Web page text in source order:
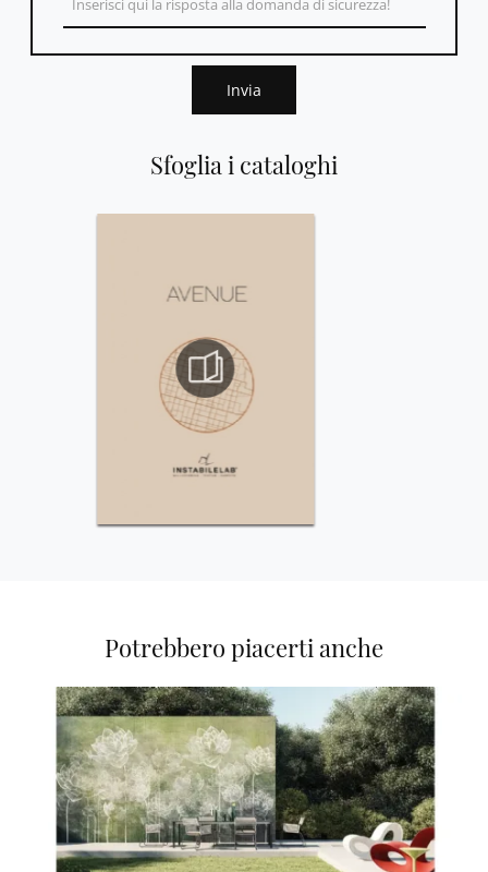
Sfoglia i cataloghi
Invia
Potrebbero piacerti anche